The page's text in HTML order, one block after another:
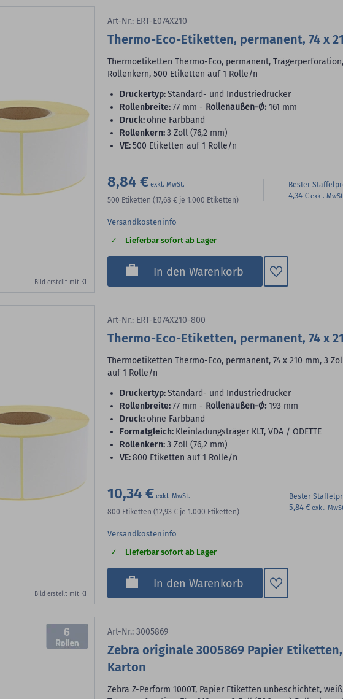
Bild erstellt mit KI
Art-Nr.: ERT-E074X210
Thermo-Eco-Etiketten, permanent, 74 x
Thermoetiketten Thermo-Eco, permanent, Trägerperforation,
Rollenkern, 500 Etiketten auf 1 Rolle/n
Druckertyp:Standard- und Industriedrucker
Rollenbreite:77 mm - Rollenaußen-Ø:161 mm
Druck: ohne Farbband
Rollenkern:3 Zoll (76,2 mm)
VE:500 Etiketten auf 1 Rolle/n
8,84 €
500 Etiketten (17,68 € je 1.000 Etiketten)
Bester
4,34 €
Versandkosteninfo
Lieferbar sofort ab Lager
In den Warenkorb
Zum
Bild erstellt mit KI
Art-Nr.: ERT-E074X210-800
Thermo-Eco-Etiketten, permanent, 74 x
Thermoetiketten Thermo-Eco, permanent, 74 x 210 mm, 3
auf 1 Rolle/n
Druckertyp:Standard- und Industriedrucker
Rollenbreite:77 mm - Rollenaußen-Ø:193 mm
Druck: ohne Farbband
Formatgleich: Kleinladungsträger KLT, VDA / ODETTE
Rollenkern:3 Zoll (76,2 mm)
VE:800 Etiketten auf 1 Rolle/n
10,34 €
800 Etiketten (12,93 € je 1.000 Etiketten)
Bester
5,84 €
Versandkosteninfo
Lieferbar sofort ab Lager
In den Warenkorb
Zum
6 Art-Nr.: 3005869
Zebra originale 3005869 Papier Etiketten,
Karton
Zebra Z-Perform 1000T, Papier Etiketten unbeschichtet,